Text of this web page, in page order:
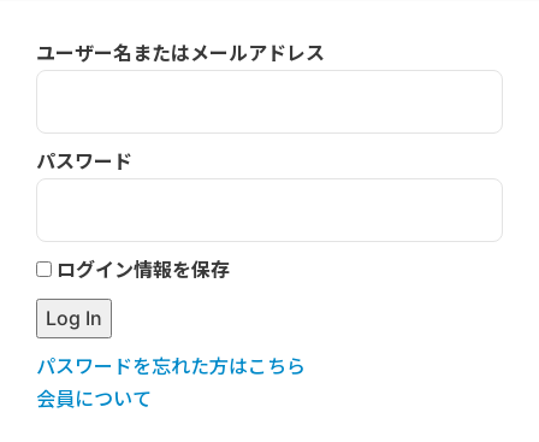
ユーザー名またはメールアドレス
パスワード
ログイン情報を保存
パスワードを忘れた方はこちら
会員について